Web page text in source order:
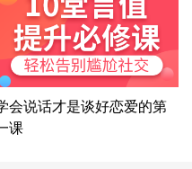
3分钟前
天^ 通过此页面咨询，已获得专属
28分钟前
会说话才是谈好恋爱的第
课